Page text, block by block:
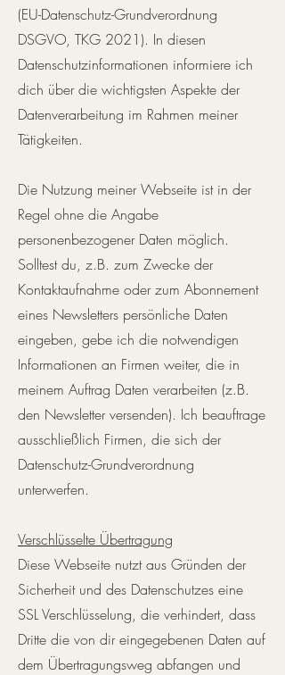
(EU-Datenschutz-Grundverordnung
DSGVO, TKG 2021). In diesen
Datenschutzinformationen informiere ich
dich über die wichtigsten Aspekte der
Datenverarbeitung im Rahmen meiner
Tätigkeiten.
Die Nutzung meiner Webseite ist in der
Regel ohne die Angabe
personenbezogener Daten möglich.
Solltest du, z.B. zum Zwecke der
Kontaktaufnahme oder zum Abonnement
eines Newsletters persönliche Daten
eingeben, gebe ich die notwendigen
Informationen an Firmen weiter, die in
meinem Auftrag Daten verarbeiten (z.B.
den Newsletter versenden). Ich beauftrage
ausschließlich Firmen, die sich der
Datenschutz-Grundverordnung
unterwerfen.
Verschlüsselte Übertragung
Diese Webseite nutzt aus Gründen der
Sicherheit und des Datenschutzes eine
SSL Verschlüsselung, die verhindert, dass
Dritte die von dir eingegebenen Daten auf
dem Übertragungsweg abfangen und